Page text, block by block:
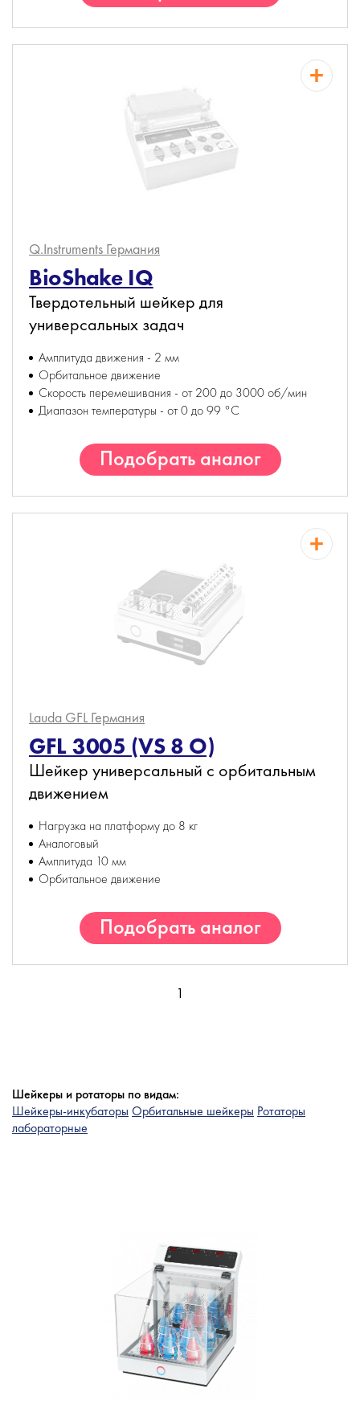
Q.Instruments Германия
BioShake IQ
Твердотельный шейкер для
универсальных задач
Амплитуда движения - 2 мм
Орбитальное движение
Скорость перемешивания - от 200 до 3000 об/мин
Диапазон температуры - от 0 до 99 °С
Подобрать аналог
Lauda GFL Германия
GFL 3005 (VS 8 O)
Шейкер универсальный с орбитальным
движением
Нагрузка на платформу до 8 кг
Аналоговый
Амплитуда 10 мм
Орбитальное движение
Подобрать аналог
1
Шейкеры и ротаторы по видам:
Шейкеры-инкубаторы Орбитальные шейкеры Ротаторы
лабораторные